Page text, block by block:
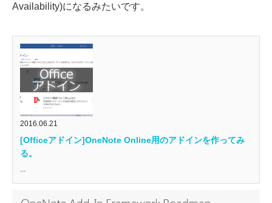
Availability)になるみたいです。
2016.06.21
[Officeアドイン]OneNote Online用のアドインを作ってみ
る。